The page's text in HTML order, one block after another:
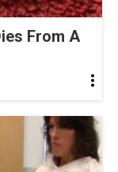
From A